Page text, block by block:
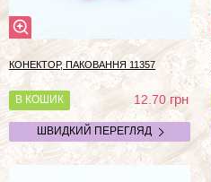
КОНЕКТОР, ПАКОВАННЯ 11357
В КОШИК 12.70грн
ШВИДКИЙ ПЕРЕГЛЯД